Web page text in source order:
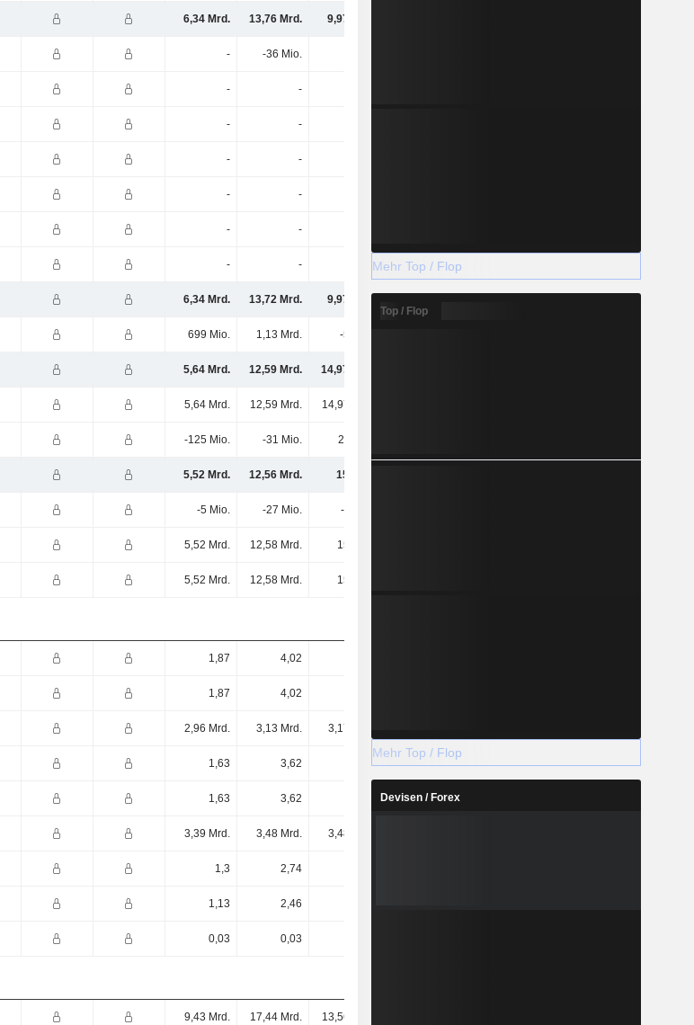
6,34 Mrd. 13,76 Mrd. 9,97 Mrd.
- -36 Mio.
- -
- -
- -
- -
- -
- - - -
6,34 Mrd. 13,72 Mrd. 9,97 Mrd.
699 Mio. 1,13 Mrd. -5 Mrd.
5,64 Mrd. 12,59 Mrd. 14,97 Mrd.
5,64 Mrd. 12,59 Mrd. 14,97 Mrd.
-125 Mio. -31 Mio. 23 Mio.
5,52 Mrd. 12,56 Mrd. 15 Mrd.
-5 Mio. -27 Mio. -2 Mio.
5,52 Mrd. 12,58 Mrd. 15 Mrd.
5,52 Mrd. 12,58 Mrd. 15 Mrd.
1,87 4,02
1,87 4,02
2,96 Mrd. 3,13 Mrd. 3,17 Mrd.
1,63 3,62 4,3 2,04 1,08
1,63 3,62 2,04
3,39 Mrd. 3,48 Mrd. 3,48 Mrd.
1,3 2,74
1,13 2,46
0,03 0,03
9,43 Mrd. 17,44 Mrd. 13,56 Mrd.
Mehr Top / Flop
Top / Flop
Mehr Top / Flop
Devisen / Forex